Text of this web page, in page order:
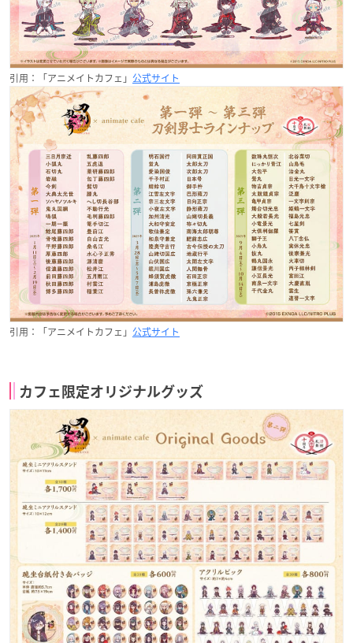
引用：「アニメイトカフェ」 公式サイト
引用：「アニメイトカフェ」 公式サイト
カフェ限定オリジナルグッズ